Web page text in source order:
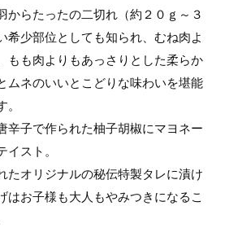
からたったの二切れ（約２０ｇ～３
希少部位としても知られ、むね肉よ
もも肉よりもあっさりとした柔らか
ムネのいいとこどりな味わいを堪能
辛子で作られた柚子胡椒にマヨネー
スト。
たオリジナルの秘伝特製タレに漬け
はお子様も大人もやみつきになるこ